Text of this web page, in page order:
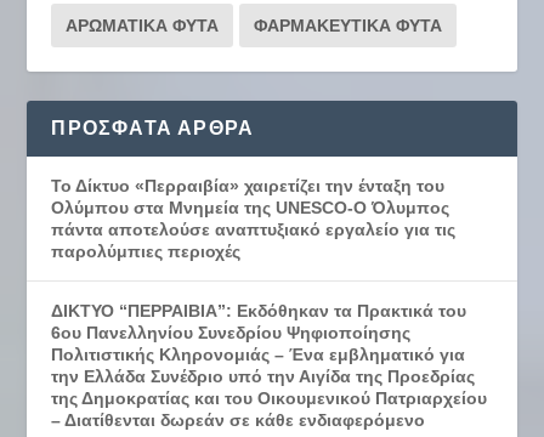
ΑΡΩΜΑΤΙΚΑ ΦΥΤΑ ΦΑΡΜΑΚΕΥΤΙΚΑ ΦΥΤΑ
ΠΡΌΣΦΑΤΑ ΆΡΘΡΑ
Το Δίκτυο «Περραιβία» χαιρετίζει την ένταξη του
Ολύμπου στα Μνημεία της UNESCO-Ο Όλυμπος
πάντα αποτελούσε αναπτυξιακό εργαλείο για τις
παρολύμπιες περιοχές
ΔΙΚΤΥΟ “ΠΕΡΡΑΙΒΙΑ”: Εκδόθηκαν τα Πρακτικά του
6ου Πανελληνίου Συνεδρίου Ψηφιοποίησης
Πολιτιστικής Κληρονομιάς – Ένα εμβληματικό για
την Ελλάδα Συνέδριο υπό την Αιγίδα της Προεδρίας
της Δημοκρατίας και του Οικουμενικού Πατριαρχείου
– Διατίθενται δωρεάν σε κάθε ενδιαφερόμενο